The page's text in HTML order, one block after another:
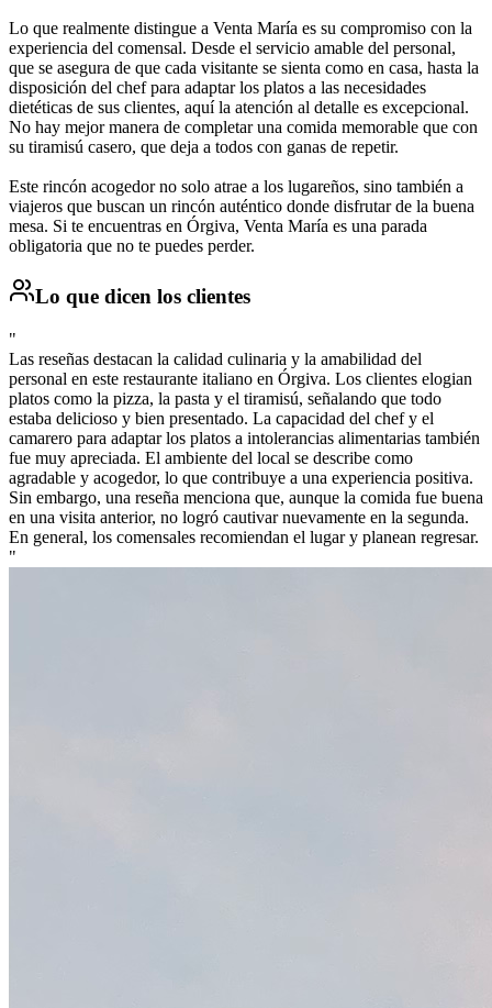
Lo que realmente distingue a Venta María es su compromiso con la
experiencia del comensal. Desde el servicio amable del personal,
que se asegura de que cada visitante se sienta como en casa, hasta la
disposición del chef para adaptar los platos a las necesidades
dietéticas de sus clientes, aquí la atención al detalle es excepcional.
No hay mejor manera de completar una comida memorable que con
su tiramisú casero, que deja a todos con ganas de repetir.
Este rincón acogedor no solo atrae a los lugareños, sino también a
viajeros que buscan un rincón auténtico donde disfrutar de la buena
mesa. Si te encuentras en Órgiva, Venta María es una parada
obligatoria que no te puedes perder.
Lo que dicen los clientes
"
Las reseñas destacan la calidad culinaria y la amabilidad del
personal en este restaurante italiano en Órgiva. Los clientes elogian
platos como la pizza, la pasta y el tiramisú, señalando que todo
estaba delicioso y bien presentado. La capacidad del chef y el
camarero para adaptar los platos a intolerancias alimentarias también
fue muy apreciada. El ambiente del local se describe como
agradable y acogedor, lo que contribuye a una experiencia positiva.
Sin embargo, una reseña menciona que, aunque la comida fue buena
en una visita anterior, no logró cautivar nuevamente en la segunda.
En general, los comensales recomiendan el lugar y planean regresar.
"